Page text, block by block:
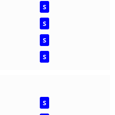
S
S
S
S
S